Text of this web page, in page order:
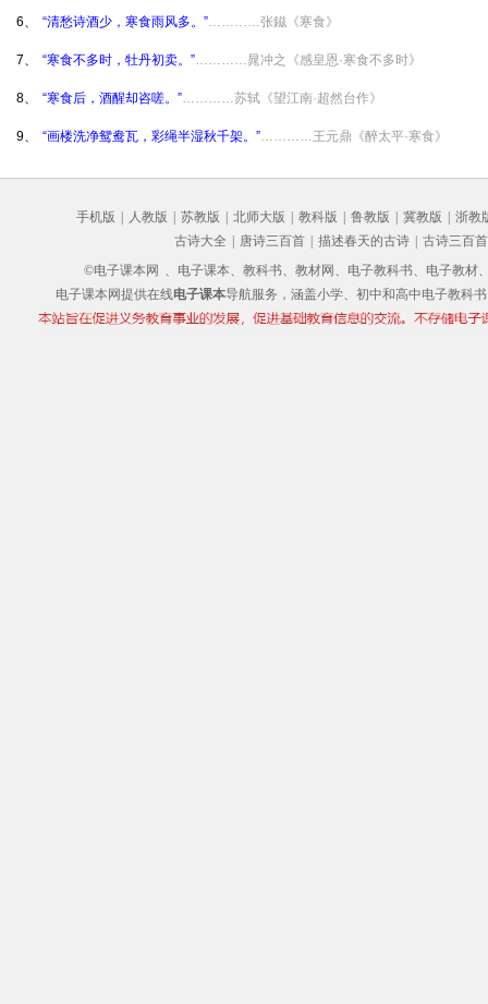
6、 “清愁诗酒少，寒食雨风多。”…………张鎡《寒食》
7、 “寒食不多时，牡丹初卖。”…………晁冲之《感皇恩·寒食不多时》
8、 “寒食后，酒醒却咨嗟。”…………苏轼《望江南·超然台作》
9、 “画楼洗净鸳鸯瓦，彩绳半湿秋千架。”…………王元鼎《醉太平·寒食》
手机版 人教版 苏教版 北师大版 教科版 鲁教版 冀教版
浙教
古诗大全
唐诗三百首 描述春天的古诗
古诗三百首
©电子课本网 、电子课本、教科书、教材网、电子教科书、电子教材
电子课本网提供在线电子课本导航服务，涵盖小学、初中和高中电子教科